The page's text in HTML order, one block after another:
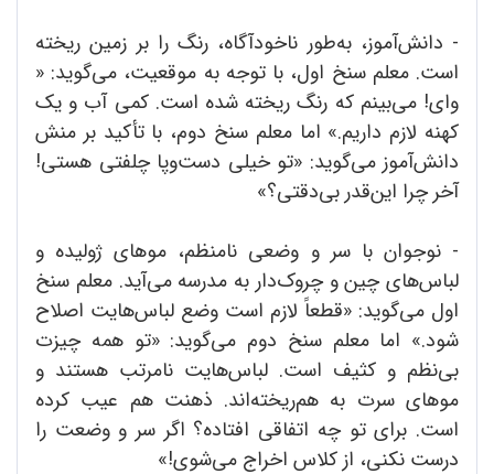
- دانش‌آموز، به‌طور ناخودآگاه، رنگ را بر زمین ریخته
است. معلم سنخ اول، با توجه به موقعیت، می‌گوید: «
وای! می‌بینم که رنگ ریخته شده است. کمی آب و یک
کهنه لازم داریم.» اما معلم سنخ دوم، با تأکید بر منش
دانش‌آموز می‌گوید: «تو خیلی دست‌وپا چلفتی هستی!
آخر چرا این‌قدر بی‌دقتی؟»
- نوجوان با سر و وضعی نامنظم، موهای ژولیده و
لباس‌های چین و چروک‌دار به مدرسه می‌آید. معلم سنخ
اول می‌گوید: «قطعاً لازم است وضع لباس‌هایت اصلاح
شود.» اما معلم سنخ دوم می‌گوید: «تو همه چیزت
بی‌نظم و کثیف است. لباس‌هایت نامرتب هستند و
موهای سرت به هم‌ریخته‌اند. ذهنت هم عیب کرده
است. برای تو چه اتفاقی افتاده؟ اگر سر و وضعت را
درست نکنی، از کلاس اخراج می‌شوی!»